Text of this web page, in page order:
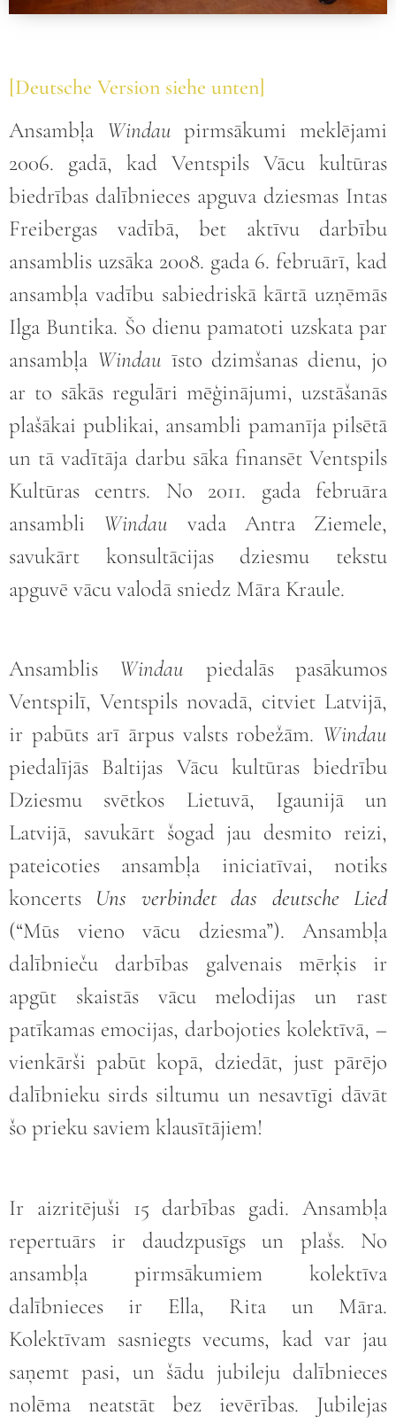
[Deutsche Version siehe unten]
Ansambļa Windaupirmsākumi meklējami
2006. gadā, kad Ventspils Vācu kultūras
biedrības dalībnieces apguva dziesmas Intas
Freibergas vadībā, bet aktīvu darbību
ansamblis uzsāka 2008. gada 6. februārī, kad
ansambļa vadību sabiedriskā kārtā uzņēmās
Ilga Buntika. Šo dienu pamatoti uzskata par
ansambļa Windau īsto dzimšanas dienu, jo
ar to sākās regulāri mēģinājumi, uzstāšanās
plašākai publikai, ansambli pamanīja pilsētā
un tā vadītāja darbu sāka finansēt Ventspils
Kultūras centrs. No 2011. gada februāra
ansambli Windau vada Antra Ziemele,
savukārt konsultācijas dziesmu tekstu
apguvē vācu valodā sniedz Māra Kraule.
Ansamblis Windau piedalās pasākumos
Ventspilī, Ventspils novadā, citviet Latvijā,
ir pabūts arī ārpus valsts robežām. Windau
piedalījās Baltijas Vācu kultūras biedrību
Dziesmu svētkos Lietuvā, Igaunijā un
Latvijā, savukārt šogad jau desmito reizi,
pateicoties ansambļa iniciatīvai, notiks
koncerts Uns verbindet das deutsche Lied
(“Mūs vieno vācu dziesma”). Ansambļa
dalībnieču darbības galvenais mērķis ir
apgūt skaistās vācu melodijas un rast
patīkamas emocijas, darbojoties kolektīvā, –
vienkārši pabūt kopā, dziedāt, just pārējo
dalībnieku sirds siltumu un nesavtīgi dāvāt
šo prieku saviem klausītājiem!
Ir aizritējuši 15 darbības gadi. Ansambļa
repertuārs ir daudzpusīgs un plašs. No
ansambļa pirmsākumiem kolektīva
dalībnieces ir Ella, Rita un Māra.
Kolektīvam sasniegts vecums, kad var jau
saņemt pasi, un šādu jubileju dalībnieces
nolēma neatstāt bez ievērības. Jubilejas